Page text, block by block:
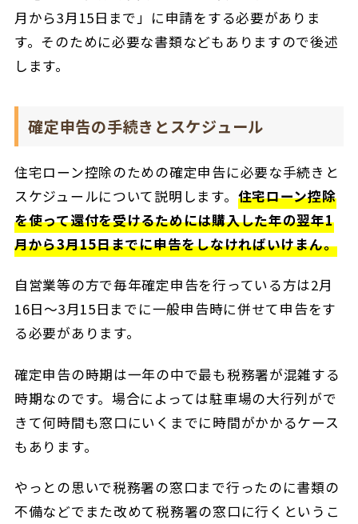
月から3月15日まで」に申請をする必要がありま
す。そのために必要な書類などもありますので後述
します。
確定申告の手続きとスケジュール
住宅ローン控除のための確定申告に必要な手続きと
スケジュールについて説明します。 住宅ローン控除
を使って還付を受けるためには購入した年の翌年1
月から3月15日までに申告をしなければいけまん。
自営業等の方で毎年確定申告を行っている方は2月
16日〜3月15日までに一般申告時に併せて申告をす
る必要があります。
確定申告の時期は一年の中で最も税務署が混雑する
時期なのです。場合によっては駐車場の大行列がで
きて何時間も窓口にいくまでに時間がかかるケース
もあります。
やっとの思いで税務署の窓口まで行ったのに書類の
不備などでまた改めて税務署の窓口に行くというこ